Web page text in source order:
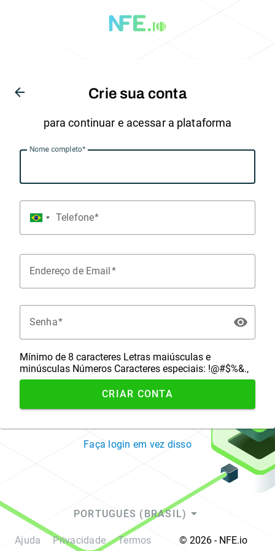
arrow_back Crie sua conta
para continuar e acessar a plataforma
Nome completo
Telefone
Endereço de Email
visibility
Senha
Mínimo de 8 caracteres Letras maiúsculas e
minúsculas Números Caracteres especiais: !@#$%&.,
CRIAR CONTA
Faça login em vez disso
PORTUGUÊS (BRASIL) arrow_drop_down
Ajuda Privacidade Termos © 2026 - NFE.io